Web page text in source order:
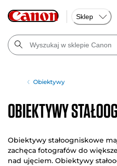
Sklep
Obiektywy
Obiektywy
Obiektywy stałoogniskowe
zachęca fotografów do
nad ujęciem. Obiektywy